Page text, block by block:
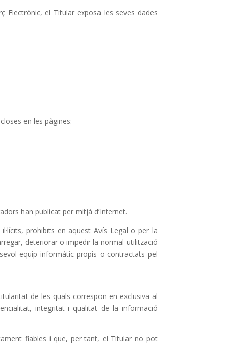
Electrònic, el Titular exposa les seves dades
en les pàgines:
han publicat per mitjà d’Internet.
prohibits en aquest Avís Legal o per la
deteriorar o impedir la normal utilització
equip informàtic propis o contractats pel
de les quals correspon en exclusiva al
integritat i qualitat de la informació
fiables i que, per tant, el Titular no pot